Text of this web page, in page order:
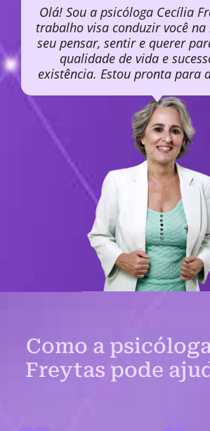
Olá! Sou a psicóloga Cecília
trabalho visa conduzir você
seu pensar, sentir e querer
qualidade de vida e
existência. Estou pronta para
Como a
Freytas pode